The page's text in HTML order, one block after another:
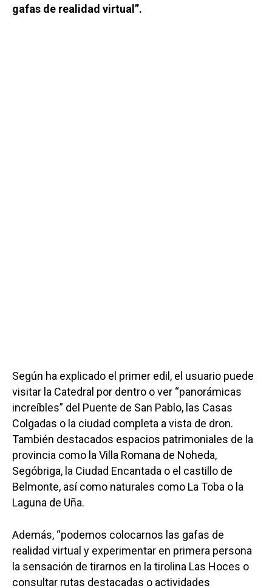
gafas de realidad virtual”.
Según ha explicado el primer edil, el usuario puede
visitar la Catedral por dentro o ver “panorámicas
increíbles” del Puente de San Pablo, las Casas
Colgadas o la ciudad completa a vista de dron.
También destacados espacios patrimoniales de la
provincia como la Villa Romana de Noheda,
Segóbriga, la Ciudad Encantada o el castillo de
Belmonte, así como naturales como La Toba o la
Laguna de Uña.
Además, “podemos colocarnos las gafas de
realidad virtual y experimentar en primera persona
la sensación de tirarnos en la tirolina Las Hoces o
consultar rutas destacadas o actividades